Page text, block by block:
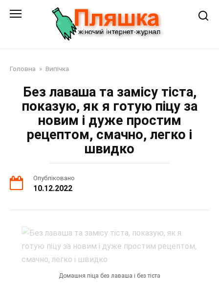
Головна » Випічка
Без лаваша та замісу тіста,
показую, як я готую піцу за
новим і дуже простим
рецептом, смачно, легко і
швидко
Опубліковано
10.12.2022
Домашня піца без лаваша і без тіста